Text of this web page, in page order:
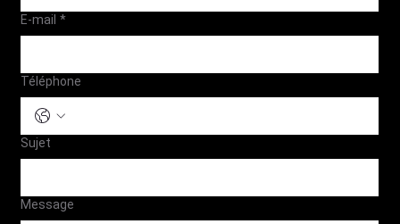
E-mail *
Téléphone
Sujet
Message